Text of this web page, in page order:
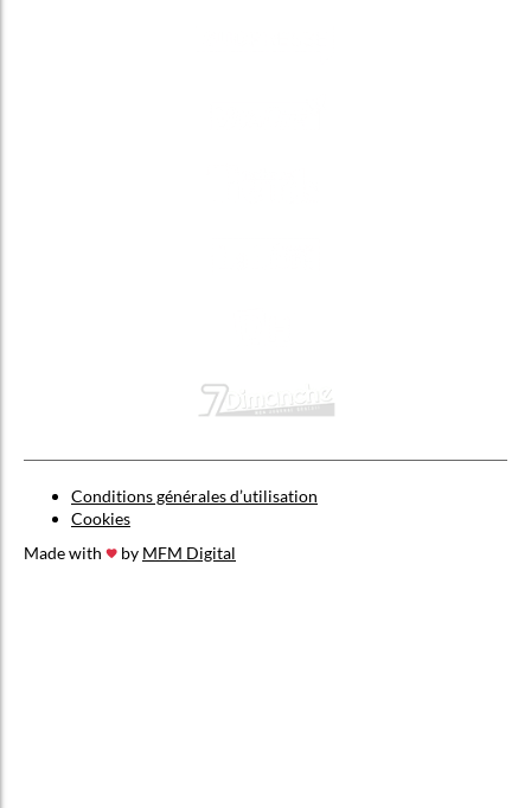
Conditions générales d’utilisation
Cookies
Made with
by MFM Digital